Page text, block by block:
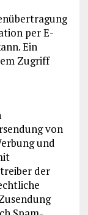
per E-
Ein
Zugriff
von
und
der